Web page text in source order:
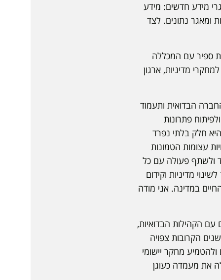
מידע חדשים: מידע
ומאגר נתונים. לצד
האקדמית ספיר עם המכללה
מדיניות, ארגון
הבדואית ותעמוד
פתרונות
חלק בלתי נפרד
עצומות הטמונות
ולשתף פעולה עם כל
מדיניות וקידום
במדינה. אני מודה
הקהילות הבדואיות,
ובשנים הקרובות צפויה
מחקר יישומי
את מעמדה כעוגן